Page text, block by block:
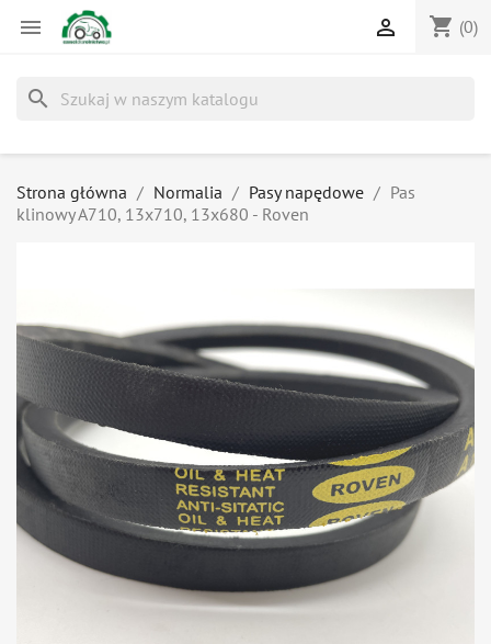
 shopping_cart (0)

search
Strona główna Normalia Pasy napędowe
Pas
klinowy A710, 13x710, 13x680 - Roven